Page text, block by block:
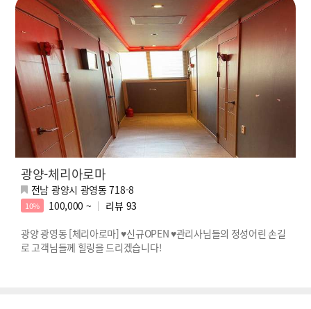
광양-체리아로마
전남 광양시 광영동 718-8
10% 100,000 ~ 리뷰 93
광양 광영동 [체리아로마] ♥신규OPEN ♥관리사님들의 정성어린 손길
로 고객님들께 힐링을 드리겠습니다!